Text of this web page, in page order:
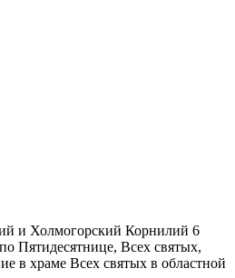
и Холмогорский Корнилий 6
Пятидесятнице, Всех святых,
в храме Всех святых в областной